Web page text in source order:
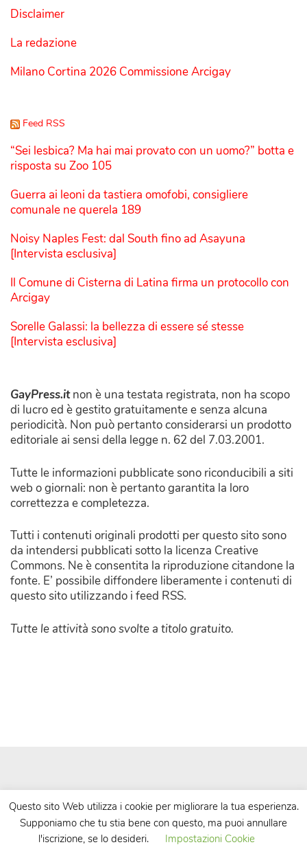
Disclaimer
La redazione
Milano Cortina 2026 Commissione Arcigay
Feed RSS
“Sei lesbica? Ma hai mai provato con un uomo?” botta e
risposta su Zoo 105
Guerra ai leoni da tastiera omofobi, consigliere
comunale ne querela 189
Noisy Naples Fest: dal South fino ad Asayuna
[Intervista esclusiva]
Il Comune di Cisterna di Latina firma un protocollo con
Arcigay
Sorelle Galassi: la bellezza di essere sé stesse
[Intervista esclusiva]
GayPress.itnon è una testata registrata, non ha scopo
di lucro ed è gestito gratuitamente e senza alcuna
periodicità. Non può pertanto considerarsi un prodotto
editoriale ai sensi della legge n. 62 del 7.03.2001.
Tutte le informazioni pubblicate sono riconducibili a siti
web o giornali: non è pertanto garantita la loro
correttezza e completezza.
Tutti i contenuti originali prodotti per questo sito sono
da intendersi pubblicati sotto la licenza Creative
Commons. Ne è consentita la riproduzione citandone la
fonte. E’ possibile diffondere liberamente i contenuti di
questo sito utilizzando i feed RSS.
Tutte le attività sono svolte a titolo gratuito.
| Powered byWordPress| Theme byTheBootstrapThemes
Questo sito Web utilizza i cookie per migliorare la tua esperienza.
Supponiamo che tu stia bene con questo, ma puoi annullare
l'iscrizione, se lo desideri.
Impostazioni Cookie